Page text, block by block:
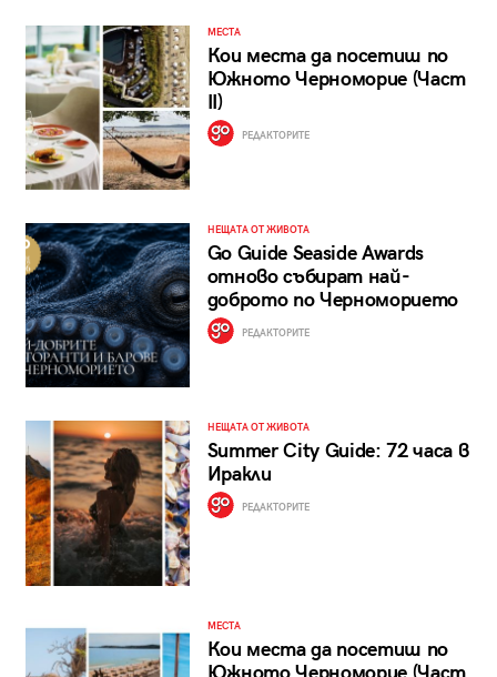
МЕСТА
Кои места да посетиш по
Южното Черноморие (Част
II)
РЕДАКТОРИТЕ
НЕЩАТА ОТ ЖИВОТА
Go Guide Seaside Awards
отново събират най-
доброто по Черноморието
РЕДАКТОРИТЕ
НЕЩАТА ОТ ЖИВОТА
Summer City Guide: 72 часа в
Иракли
РЕДАКТОРИТЕ
МЕСТА
Кои места да посетиш по